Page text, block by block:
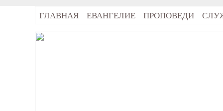
ГЛАВНАЯ ЕВАНГЕЛИЕ ПРОПОВЕДИ